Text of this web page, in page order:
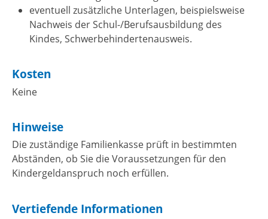
eventuell zusätzliche Unterlagen, beispielsweise
Nachweis der Schul-/Berufsausbildung des
Kindes, Schwerbehindertenausweis.
Kosten
Keine
Hinweise
Die zuständige Familienkasse prüft in bestimmten
Abständen, ob Sie die Voraussetzungen für den
Kindergeldanspruch noch erfüllen.
Vertiefende Informationen